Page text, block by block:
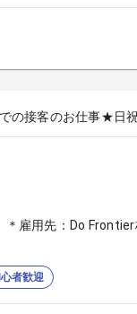
の接客のお仕事★日
雇用先：Do Frontier
者歓迎